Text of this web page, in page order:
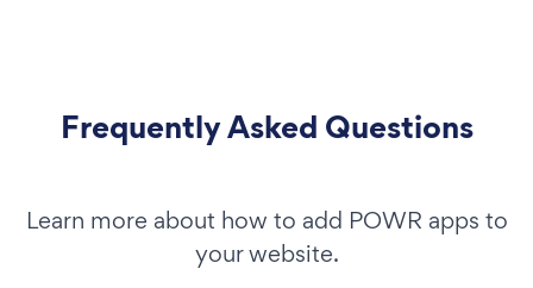
Frequently Asked Questions
Learn more about how to add POWR apps to
your website.